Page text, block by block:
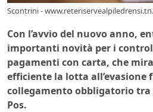
Scontrini -
Con l’avvio del nuovo anno,
importanti novità per i
pagamenti con carta, che
efficiente la lotta all’evasione
collegamento obbligatorio tra
Pos.